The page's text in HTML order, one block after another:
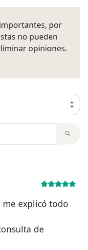
por
no pueden
opiniones.
me explicó todo
de